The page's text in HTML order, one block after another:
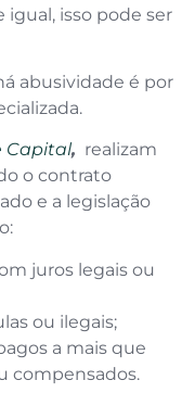
igual, isso pode ser
abusividade é por
Capital, realizam
o contrato
e a legislação
juros legais ou
ou ilegais;
a mais que
compensados.